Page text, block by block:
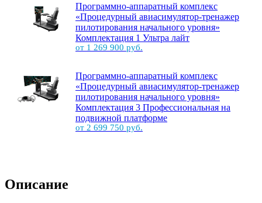
Программно-аппаратный комплекс
«Процедурный авиасимулятор-тренажер
пилотирования начального уровня»
Комплектация 1 Ультра лайт
от 1 269 900 руб.
Программно-аппаратный комплекс
«Процедурный авиасимулятор-тренажер
пилотирования начального уровня»
Комплектация 3 Профессиональная на
подвижной платформе
от 2 699 750 руб.
Описание